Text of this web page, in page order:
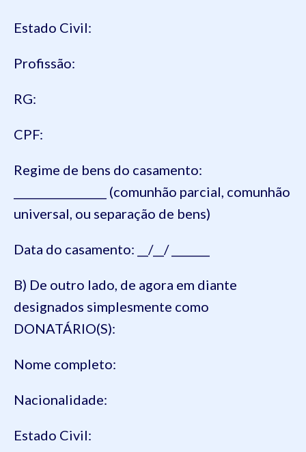
Estado Civil:
Profissão:
RG:
CPF:
Regime de bens do casamento:
_________________ (comunhão parcial, comunhão
universal, ou separação de bens)
Data do casamento: __/__/ _______
B) De outro lado, de agora em diante
designados simplesmente como
DONATÁRIO(S):
Nome completo:
Nacionalidade:
Estado Civil: